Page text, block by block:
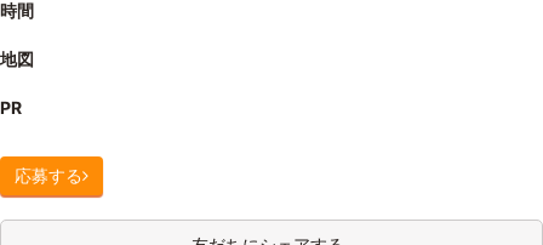
時間
地図
PR
応募する